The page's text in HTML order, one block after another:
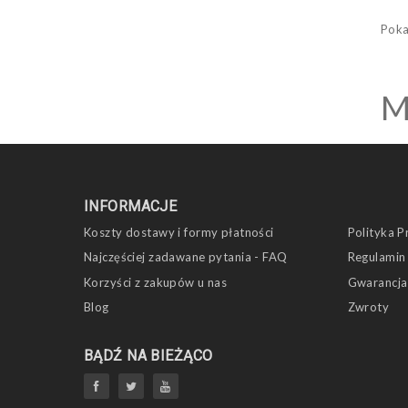
BĄDŹ NA BIEŻĄCO
INFORMACJE
Koszty dostawy i formy płatności
Najczęściej zadawane pytania - FAQ
Korzyści z zakupów u nas
Blog
Polityka
Gwarancja
Zwroty